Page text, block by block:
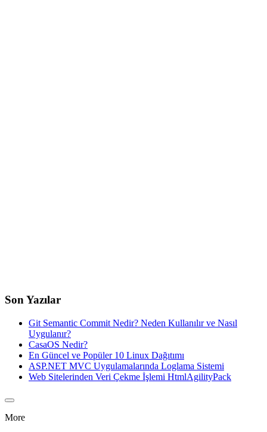
Son Yazılar
Git Semantic Commit Nedir? Neden Kullanılır ve Nasıl
Uygulanır?
CasaOS Nedir?
En Güncel ve Popüler 10 Linux Dağıtımı
ASP.NET MVC Uygulamalarında Loglama Sistemi
Web Sitelerinden Veri Çekme İşlemi HtmlAgilityPack
More